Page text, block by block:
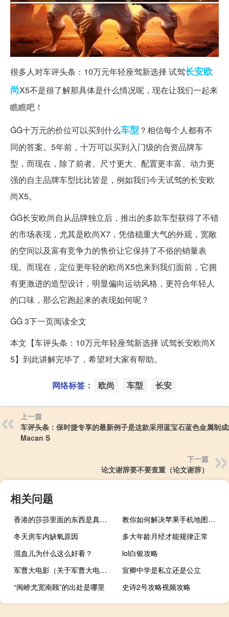
很多人对车评头条：10万元年轻座驾新选择 试驾长安欧
尚X5不是很了解那具体是什么情况呢，现在让我们一起来
瞧瞧吧！
ĠĠ十万元的价位可以买到什么车型 ？相信每个人都有不
同的答案。5年前，十万可以买到入门级的合资品牌车
型，而现在，除了前者。尺寸更大、配置更丰富、动力更
强的自主品牌车型比比皆是，例如我们今天试驾的长安欧
尚X5。
ĠĠ长安欧尚自从品牌独立后，推出的多款车型获得了不错
的市场表现，尤其是欧尚X7，凭借稳重大气的外观，宽敞
的空间以及富有竞争力的售价让它保持了不俗的销量表
现。而现在，定位更年轻的欧尚X5也来到我们面前，它拥
有更激进的造型设计，明显偏向运动风格，更符合年轻人
的口味，那么它跑起来的表现如何呢？
ĠĠ 3下一页阅读全文
本文【车评头条：10万元年轻座驾新选择 试驾长安欧尚X
5】到此讲解完毕了，希望对大家有帮助。
网络标签： 欧尚 车型 长安
上一篇
车评头条：保时捷专享的最新例子是这款采用蓝宝石蓝色金属制
Macan S
下一篇
论文谢辞要不要查重（论文谢辞）
相关问题
香港的莎莎里面的东西是真的吗（香港莎莎的东西是真的）
教你如何解决苹果手机地图定位不准的问题
冬天房车内缺氧原因
多大年龄月经才能规律正常
混血儿为什么这么好看？
lol白银攻略
军曹大电影（关于军曹大电影的介绍）
宣卿中学是私立还是公立
“闽峤尤宽南顾”的出处是哪里
史诗2号攻略视频攻略